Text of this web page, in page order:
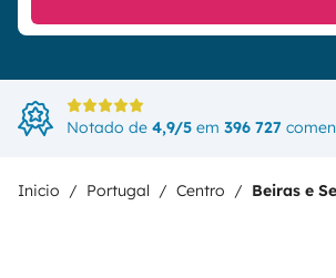
Notado de 4,9/5 em 396 727
Inicio Portugal Centro Beiras e